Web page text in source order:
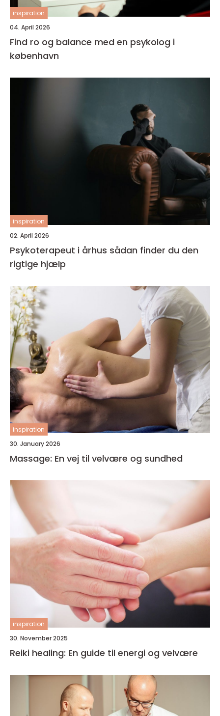
inspiration
04. April 2026
Find ro og balance med en psykolog i
københavn
inspiration
02. April 2026
Psykoterapeut i århus sådan finder du den
rigtige hjælp
inspiration
30. January 2026
Massage: En vej til velvære og sundhed
inspiration
30. November 2025
Reiki healing: En guide til energi og velvære